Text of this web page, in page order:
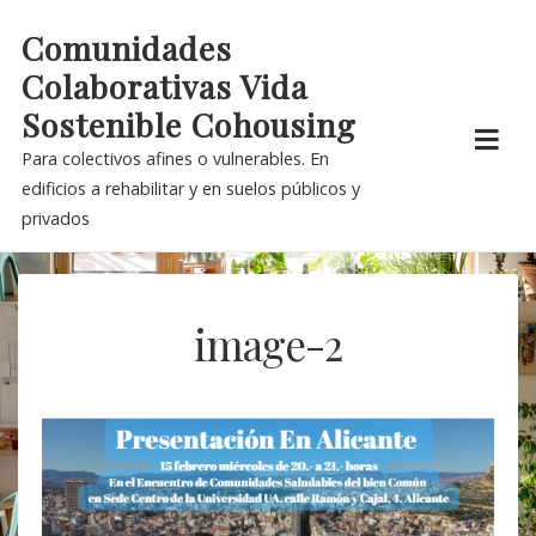
content
Comunidades
Colaborativas Vida
Sostenible Cohousing
Para colectivos afines o vulnerables. En
edificios a rehabilitar y en suelos públicos y
privados
image-2